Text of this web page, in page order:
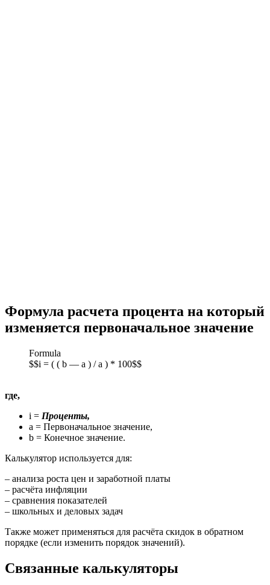
Формула расчета процента на который
изменяется первоначальное значение
Formula
$$i = ( ( b — a ) / a ) * 100$$
где,
i = Проценты,
a = Первоначальное значение,
b = Конечное значение.
Калькулятор используется для:
– анализа роста цен и заработной платы
– расчёта инфляции
– сравнения показателей
– школьных и деловых задач
Также может применяться для расчёта скидок в обратном
порядке (если изменить порядок значений).
Связанные калькуляторы